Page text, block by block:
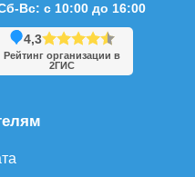
Вс: с 10:00 до 16:00
4,3
Рейтинг организации в
2ГИС